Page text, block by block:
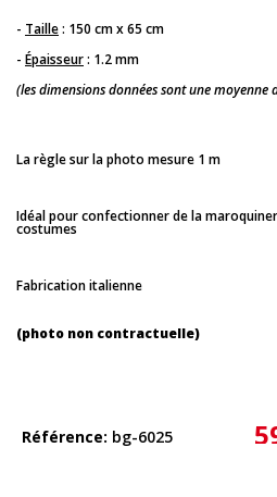
- Taille: 150 cm x 65 cm
- Épaisseur: 1.2 mm
(les dimensions données sont une moyenne
La règle sur la photo mesure 1 m
Idéal pour confectionner de la
costumes
Fabrication italienne
(photo non contractuelle)
Référence bg-6025